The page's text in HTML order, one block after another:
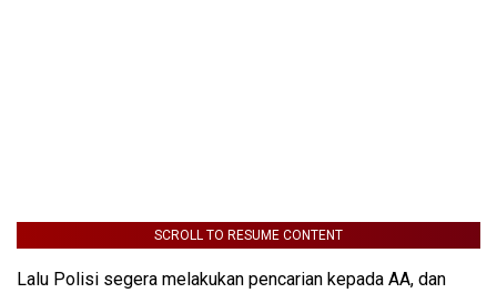
SCROLL TO RESUME CONTENT
Lalu Polisi segera melakukan pencarian kepada AA, dan